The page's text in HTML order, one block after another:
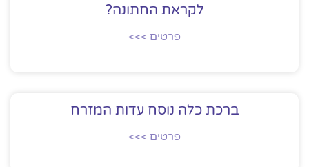
לקראת החתונה?
פרטים >>>
ברכת כלה נוסח עדות המזרח
פרטים >>>